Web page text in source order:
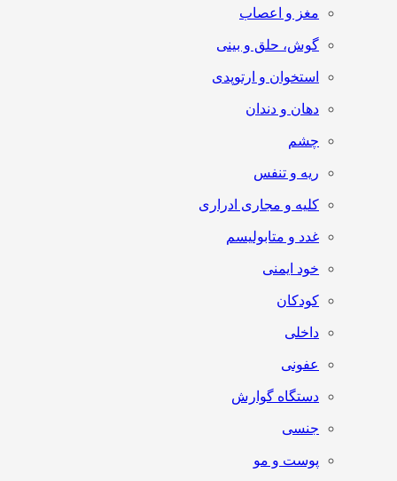
مغز و اعصاب
گوش، حلق و بینی
استخوان و ارتوپدی
دهان و دندان
چشم
ریه و تنفس
کلیه و مجاری ادراری
غدد و متابولیسم
خود ایمنی
کودکان
داخلی
عفونی
دستگاه گوارش
جنسی
پوست و مو